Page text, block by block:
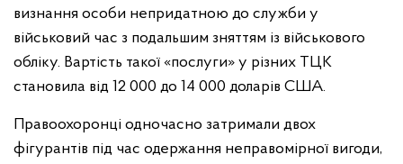
визнання особи непридатною до служби у
військовий час з подальшим зняттям із військового
обліку. Вартість такої «послуги» у різних ТЦК
становила від 12 000 до 14 000 доларів США.
Правоохоронці одночасно затримали двох
фігурантів під час одержання неправомірної вигоди,